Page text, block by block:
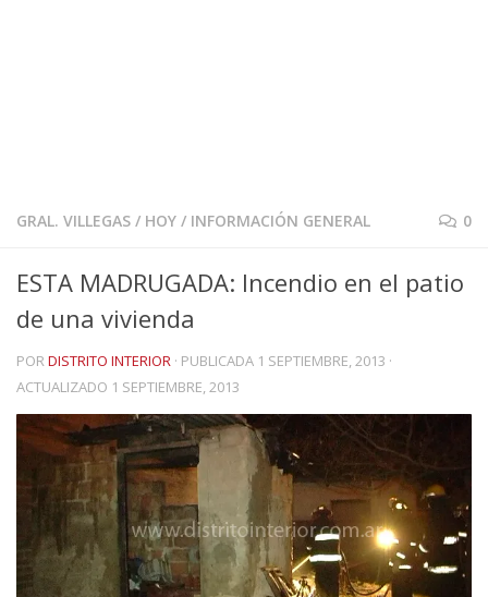
GRAL. VILLEGAS / HOY / INFORMACIÓN GENERAL 0
ESTA MADRUGADA: Incendio en el patio
de una vivienda
PORDISTRITO INTERIOR · PUBLICADA 1 SEPTIEMBRE, 2013 ·
ACTUALIZADO 1 SEPTIEMBRE, 2013